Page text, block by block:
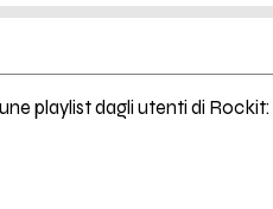
playlist dagli utenti di Rockit: